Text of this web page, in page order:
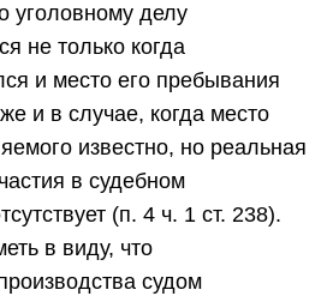
уголовному делу
не только когда
и место его пребывания
и в случае, когда место
известно, но реальная
в судебном
(п. 4 ч. 1 ст. 238).
в виду, что
судом